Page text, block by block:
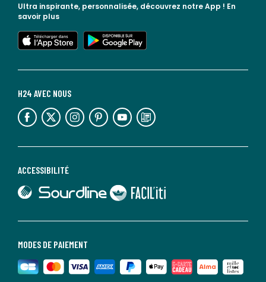
MODES DE PAIEMENT
ACCESSIBILITÉ
lien vers Sourdline
lien vers Faciliti
H24 AVEC NOUS
lien vers l'espace réseaux sociaux lien vers l'espace réseaux sociaux lien vers l'espace réseaux sociaux lien vers l'espace réseaux sociaux lien vers l'espace réseaux sociaux lien vers le blog la redoute
Ultra inspirante, personnalisée, découvrez notre App ! En
savoir plus
lien vers l'app store
lien vers google play